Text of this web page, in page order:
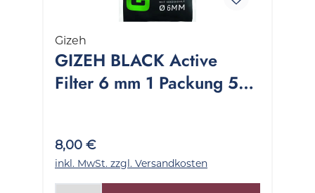
Gizeh
GIZEH BLACK Active
Filter 6 mm 1 Packung 50
8,00 €
inkl. MwSt. zzgl. Versandkosten